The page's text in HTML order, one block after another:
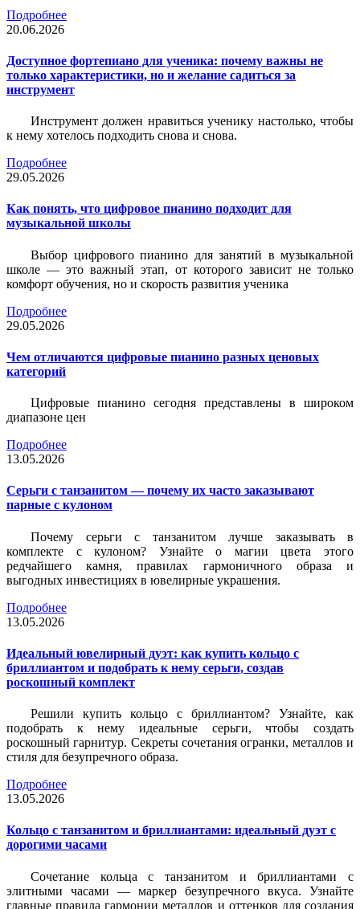
Подробнее
20.06.2026
Доступное фортепиано для ученика: почему важны не
только характеристики, но и желание садиться за
инструмент
Инструмент должен нравиться ученику настолько, чтобы
к нему хотелось подходить снова и снова.
Подробнее
29.05.2026
Как понять, что цифровое пианино подходит для
музыкальной школы
Выбор цифрового пианино для занятий в музыкальной
школе — это важный этап, от которого зависит не только
комфорт обучения, но и скорость развития ученика
Подробнее
29.05.2026
Чем отличаются цифровые пианино разных ценовых
категорий
Цифровые пианино сегодня представлены в широком
диапазоне цен
Подробнее
13.05.2026
Серьги с танзанитом — почему их часто заказывают
парные с кулоном
Почему серьги с танзанитом лучше заказывать в
комплекте с кулоном? Узнайте о магии цвета этого
редчайшего камня, правилах гармоничного образа и
выгодных инвестициях в ювелирные украшения.
Подробнее
13.05.2026
Идеальный ювелирный дуэт: как купить кольцо с
бриллиантом и подобрать к нему серьги, создав
роскошный комплект
Решили купить кольцо с бриллиантом? Узнайте, как
подобрать к нему идеальные серьги, чтобы создать
роскошный гарнитур. Секреты сочетания огранки, металлов и
стиля для безупречного образа.
Подробнее
13.05.2026
Кольцо с танзанитом и бриллиантами: идеальный дуэт с
дорогими часами
Сочетание кольца с танзанитом и бриллиантами с
элитными часами — маркер безупречного вкуса. Узнайте
главные правила гармонии металлов и оттенков для создания